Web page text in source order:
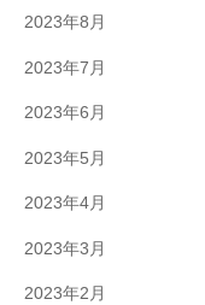
2023年8月
2023年7月
2023年6月
2023年5月
2023年4月
2023年3月
2023年2月